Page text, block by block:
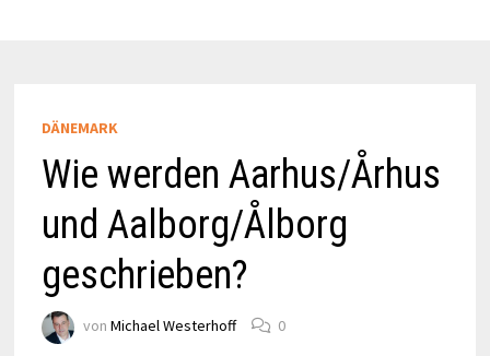
DÄNEMARK
Wie werden Aarhus/Århus
und Aalborg/Ålborg
geschrieben?
von Michael Westerhoff 0